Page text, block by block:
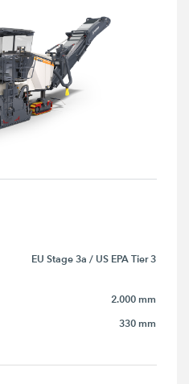
EU Stage 3a / US EPA Tier 3
2.000 mm
330 mm